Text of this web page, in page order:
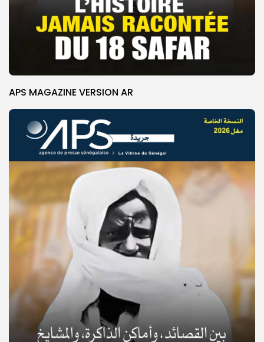
© Copyright 2025, APS
APS MAGAZINE VERSION AR